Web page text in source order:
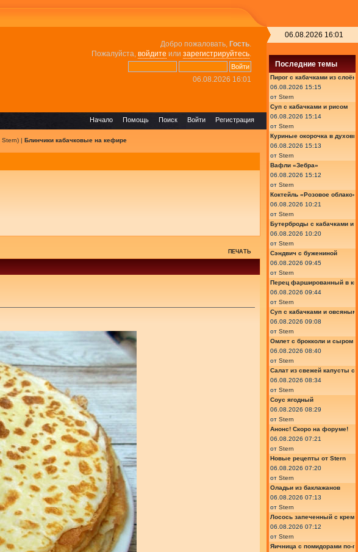
Добро пожаловать, Гость.
Пожалуйста, войдите или зарегистрируйтесь.
06.08.2026 16:01
Регистрация
Войти
Поиск
Помощь
Начало
Stern) | Блинчики кабачковые на кефире
ПЕЧАТЬ
06.08.2026 16:01
Последние темы
Пирог с кабачками из
06.08.2026 15:15
от Stern
Суп с кабачками и рисом
06.08.2026 15:14
от Stern
Куриные окорочка в
06.08.2026 15:13
от Stern
Вафли «Зебра»
06.08.2026 15:12
от Stern
Коктейль «Розовое
06.08.2026 10:21
от Stern
Бутерброды с кабачками и
06.08.2026 10:20
от Stern
Сэндвич с бужениной
06.08.2026 09:45
от Stern
Перец фаршированный в
06.08.2026 09:44
от Stern
Суп с кабачками и
06.08.2026 09:08
от Stern
Омлет с брокколи и сыром
06.08.2026 08:40
от Stern
Салат из свежей капусты
06.08.2026 08:34
от Stern
Соус ягодный
06.08.2026 08:29
от Stern
Анонс! Скоро на форуме!
06.08.2026 07:21
от Stern
Новые рецепты от Stern
06.08.2026 07:20
от Stern
Оладьи из баклажанов
06.08.2026 07:13
от Stern
Лосось запеченный с
06.08.2026 07:12
от Stern
Яичница с помидорами по-